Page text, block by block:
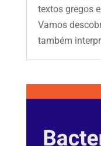
textos gregos
Vamos
também